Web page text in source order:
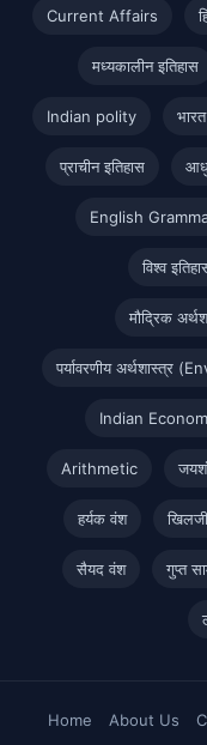
Current Affairs
मध्यकालीन इतिहास
Indian polity
प्राचीन इतिहास
English
विश्व
मौद्रिक
पर्यावरणीय अर्थशास्त्र
Indian
Arithmetic
हर्यक वंश
सैयद वंश गुप्त
Home About Us